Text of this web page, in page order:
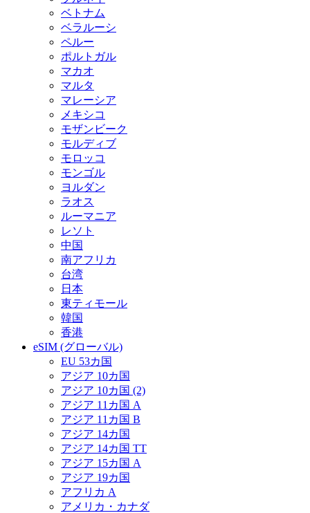
ベトナム
ベラルーシ
ペルー
ポルトガル
マカオ
マルタ
マレーシア
メキシコ
モザンビーク
モルディブ
モロッコ
モンゴル
ヨルダン
ラオス
ルーマニア
レソト
中国
南アフリカ
台湾
日本
東ティモール
韓国
香港
eSIM (グローバル)
EU 53カ国
アジア 10カ国
アジア 10カ国 (2)
アジア 11カ国 A
アジア 11カ国 B
アジア 14カ国
アジア 14カ国 TT
アジア 15カ国 A
アジア 19カ国
アフリカ A
アメリカ・カナダ